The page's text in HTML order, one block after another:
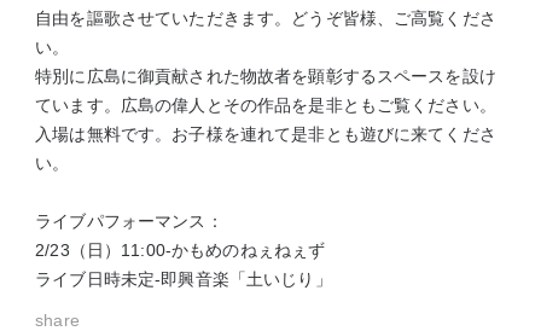
自由を謳歌させていただきます。どうぞ皆様、ご高覧くださ
い。
特別に広島に御貢献された物故者を顕彰するスペースを設け
ています。広島の偉人とその作品を是非ともご覧ください。
入場は無料です。お子様を連れて是非とも遊びに来てくださ
い。
ライブパフォーマンス：
2/23（日）11:00-かもめのねぇねぇず
ライブ日時未定-即興音楽「土いじり」
share